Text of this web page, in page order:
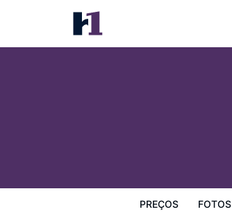
PREÇOS FOTOS
Childers Gateway Motor Inn
Preços